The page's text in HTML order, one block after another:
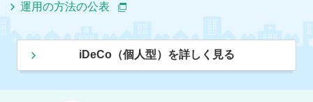
運用の方法の公表
iDeCo（個人型）を詳しく見る